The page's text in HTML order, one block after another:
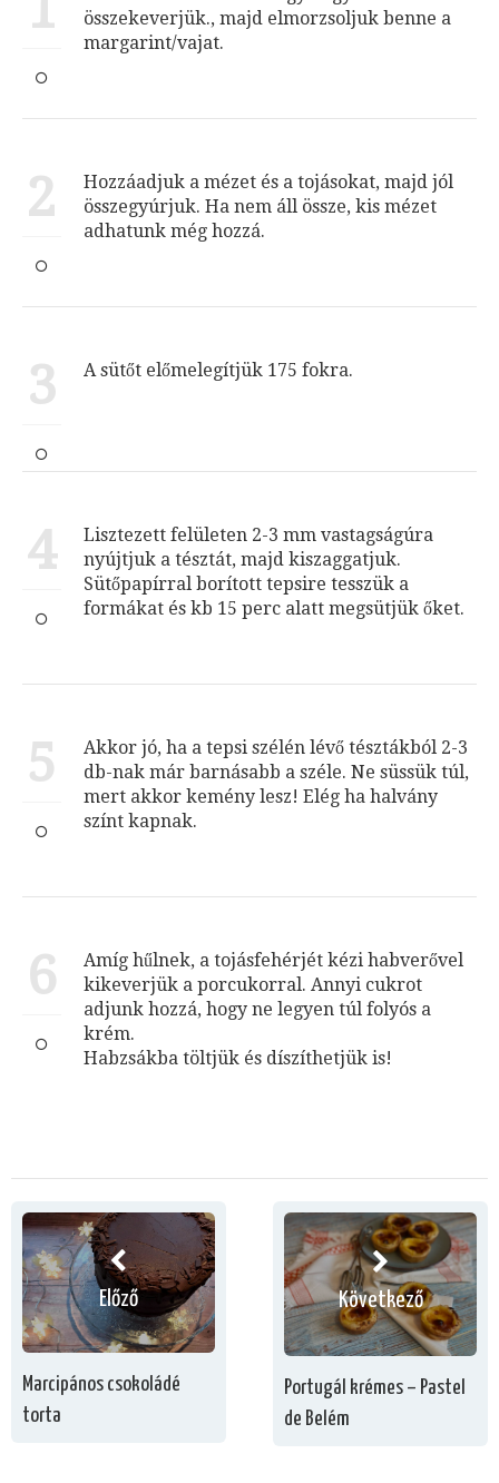
összekeverjük., majd elmorzsoljuk benne a
margarint/vajat.
2
Hozzáadjuk a mézet és a tojásokat, majd jól
összegyúrjuk. Ha nem áll össze, kis mézet
adhatunk még hozzá.
3 A sütőt előmelegítjük 175 fokra.
4
Lisztezett felületen 2-3 mm vastagságúra
nyújtjuk a tésztát, majd kiszaggatjuk.
Sütőpapírral borított tepsire tesszük a
formákat és kb 15 perc alatt megsütjük őket.
5
Akkor jó, ha a tepsi szélén lévő tésztákból 2-3
db-nak már barnásabb a széle. Ne süssük túl,
mert akkor kemény lesz! Elég ha halvány
színt kapnak.
6
Amíg hűlnek, a tojásfehérjét kézi habverővel
kikeverjük a porcukorral. Annyi cukrot
adjunk hozzá, hogy ne legyen túl folyós a
krém.
Habzsákba töltjük és díszíthetjük is!
Előző
Marcipános csokoládé
torta
Következő
Portugál krémes – Pastel
de Belém